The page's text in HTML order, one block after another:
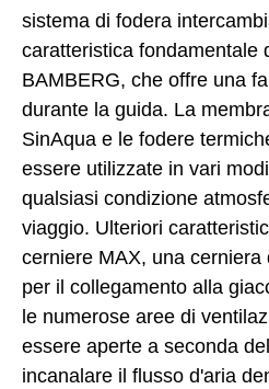
sistema di fodera
caratteristica fondamentale
BAMBERG, che offre una
durante la guida. La
SinAqua e le fodere
essere utilizzate in vari
qualsiasi condizione
viaggio. Ulteriori
cerniere MAX, una cerniera
per il collegamento alla
le numerose aree di
essere aperte a seconda
incanalare il flusso d'aria